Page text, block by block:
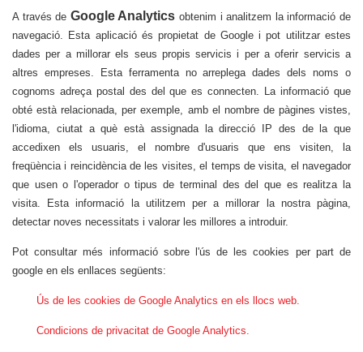
A través de Google Analytics obtenim i analitzem la informació de
navegació. Esta aplicació és propietat de Google i pot utilitzar estes
dades per a millorar els seus propis servicis i per a oferir servicis a
altres empreses. Esta ferramenta no arreplega dades dels noms o
cognoms adreça postal des del que es connecten. La informació que
obté està relacionada, per exemple, amb el nombre de pàgines vistes,
l'idioma, ciutat a què està assignada la direcció IP des de la que
accedixen els usuaris, el nombre d'usuaris que ens visiten, la
freqüència i reincidència de les visites, el temps de visita, el navegador
que usen o l'operador o tipus de terminal des del que es realitza la
visita. Esta informació la utilitzem per a millorar la nostra pàgina,
detectar noves necessitats i valorar les millores a introduir.
Pot consultar més informació sobre l'ús de les cookies per part de
google en els enllaces següents:
Ús de les cookies de Google Analytics en els llocs web.
Condicions de privacitat de Google Analytics.